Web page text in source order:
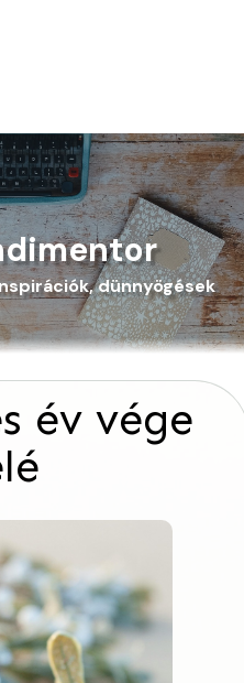
dünnyögések
év vége